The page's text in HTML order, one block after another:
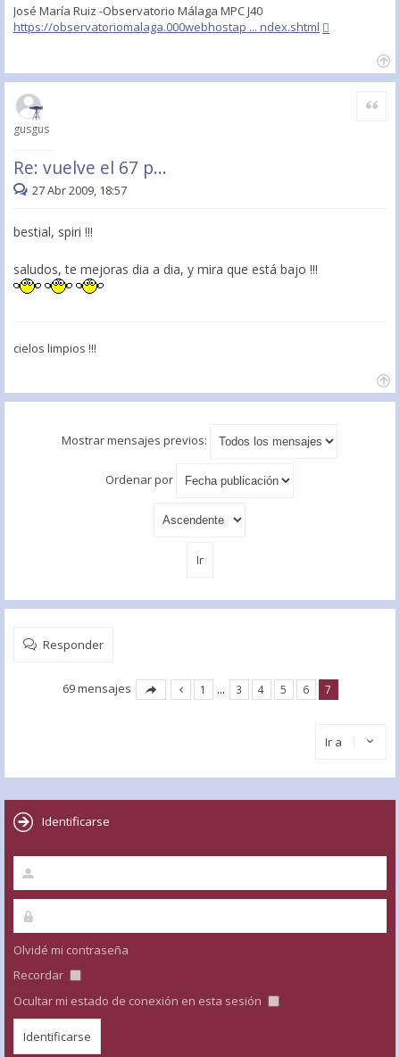
José María Ruiz -Observatorio Málaga MPC J40
https://observatoriomalaga.000webhostap ... ndex.shtml
gusgus
Re: vuelve el 67 p...
Citar
27 Abr 2009, 18:57
bestial, spiri !!!
saludos, te mejoras dia a dia, y mira que está bajo !!!
cielos limpios !!!
Mostrar mensajes previos:
Ordenar por
Responder
69 mensajes 1 … 3 4 5 6 7
Ir a
Identificarse
Olvidé mi contraseña
Recordar
Ocultar mi estado de conexión en esta sesión